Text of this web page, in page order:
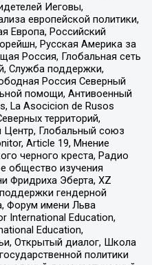
Иеговы,
европейской политики,
Европа, Российский
Русская Америка за
Россия, Глобальная сеть
Служба поддержки,
Россия Северный
помощи, Антивоенный
La Asocicion de Rusos
территорий,
Центр, Глобальный союз
Article 19, Мнение
черного креста, Радио
общество изучения
Фридриха Эберта, XZ
гендерной
Форум имени Льва
International Education,
Education,
Открытый диалог, Школа
политики